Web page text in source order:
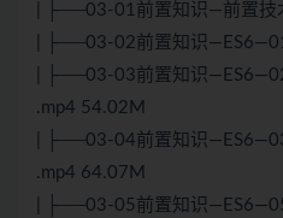
| ├──03-01前置知识—前置技
| ├──03-02前置知识
| ├──03-03前置知识
.mp4 54.02M
| ├──03-04前置知识
.mp4 64.07M
| ├──03-05前置知识